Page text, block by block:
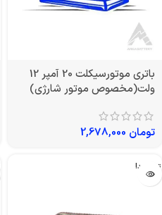
باتری موتورسیکلت 20 آمپر 12
ولت(مخصوص موتور شارژی)
تومان
تمام شد!